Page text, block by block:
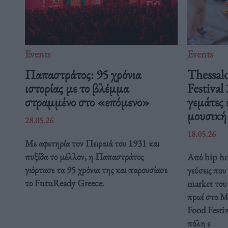
Events
Παπαστράτος: 95 χρόνια
ιστορίας με το βλέμμα
στραμμένο στο «επόμενο»
28.05.26
Με αφετηρία τον Πειραιά του 1931 και
πυξίδα το μέλλον, η Παπαστράτος
γιόρτασε τα 95 χρόνια της και παρουσίασε
το FutuReady Greece.
Events
Festival
18.05.26
Από hip
γεύσεις
market του
πρωί στο
Food
πόλη ε